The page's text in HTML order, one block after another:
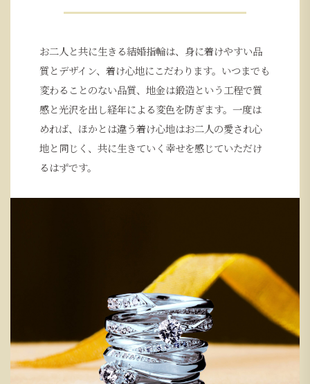
お二人と共に生きる結婚指輪は、身に着けやすい品
質とデザイン、着け心地にこだわります。いつまでも
変わることのない品質、地金は鍛造という工程で質
感と光沢を出し経年による変色を防ぎます。一度は
めれば、ほかとは違う着け心地はお二人の愛され心
地と同じく、共に生きていく幸せを感じていただけ
るはずです。